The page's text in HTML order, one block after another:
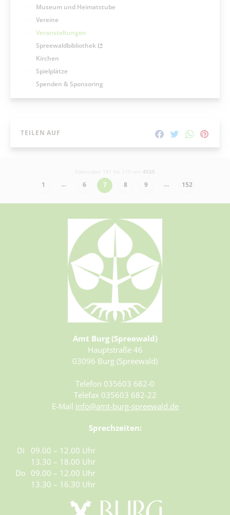
Museum und Heimatstube
Vereine
Veranstaltungen
Spreewaldbibliothek
Kirchen
Spielplätze
Spenden & Sponsoring
TEILEN AUF
Datensätze 181 bis 210 von 4555
1 … 6 7 8 9 … 152
Amt Burg (Spreewald)
Hauptstraße 46
03096 Burg (Spreewald)
Telefon 035603 682-0
Telefax 035603 682-22
E-Mail info@amt-burg-spreewald.de
Sprechzeiten:
Di
09.00 – 12.00 Uhr
13.30 – 18.00 Uhr
Do 09.00 – 12.00 Uhr
13.30 – 16.30 Uhr